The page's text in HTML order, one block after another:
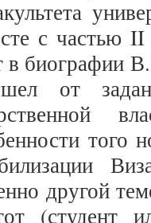
с частью II
биографии
от
того
другой
(студент